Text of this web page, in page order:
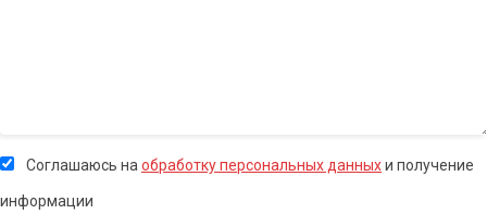
Соглашаюсь на обработку персональных данныхи получение
информации